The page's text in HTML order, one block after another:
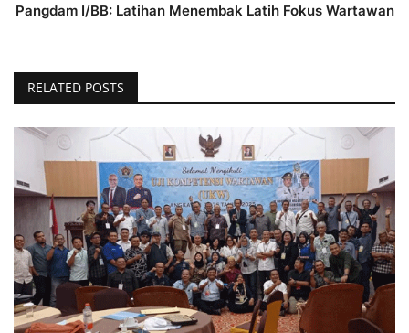
Pangdam I/BB: Latihan Menembak Latih Fokus Wartawan
RELATED POSTS